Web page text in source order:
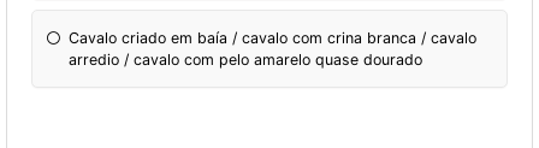
Cavalo criado em baía / cavalo com crina branca / cavalo
arredio / cavalo com pelo amarelo quase dourado